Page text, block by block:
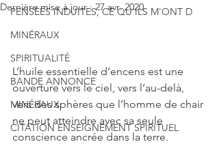
PENSÉES INDUITES, CE QU'ILS M'ONT D
MINÉRAUX
SPIRITUALITÉ
BANDE ANNONCE
MINÉRAUX
CITATION ENSEIGNEMENT SPIRITUEL
Dernière mise à jour :27 avr. 2020
L’huile essentielle d’encens est une
ouverture vers le ciel, vers l’au-delà,
vers des sphères que l’homme de chair
ne peut atteindre avec sa seule
conscience ancrée dans la terre.